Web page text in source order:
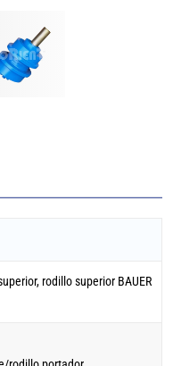
rodillo superior BAUER